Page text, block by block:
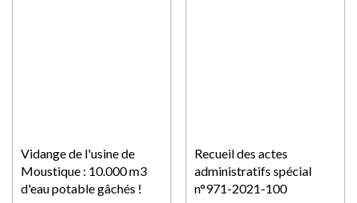
Vidange de l'usine de
Moustique : 10.000 m3
d'eau potable gâchés !
Recueil des actes
administratifs spécial
n°971-2021-100